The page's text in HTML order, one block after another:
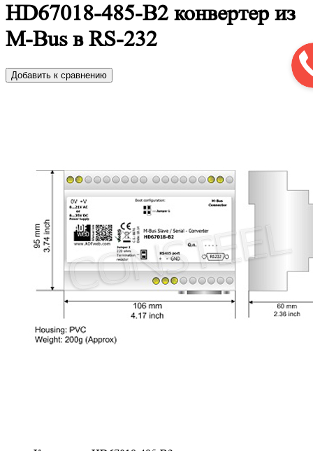
HD67018-485-B2 конвертер из
M-Bus в RS-232
Добавить к сравнению